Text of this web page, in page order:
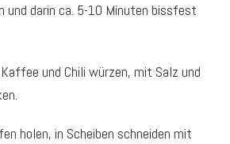
und darin ca. 5-10 Minuten bissfest
und Chili würzen, mit Salz und
holen, in Scheiben schneiden mit